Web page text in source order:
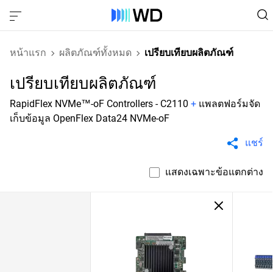
หน้าแรก ผลิตภัณฑ์ทั้งหมด เปรียบเทียบผลิตภัณฑ์
เปรียบเทียบผลิตภัณฑ์
RapidFlex NVMe™-oF Controllers - C2110 + แพลตฟอร์มจัด
เก็บข้อมูล OpenFlex Data24 NVMe-oF
แชร์
แสดงเฉพาะข้อแตกต่าง